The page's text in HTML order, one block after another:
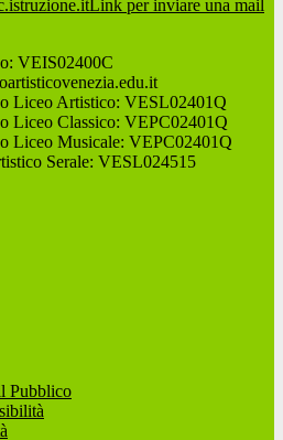
Link per inviare una mail
VEIS02400C
Liceo Artistico: VESL02401Q
Liceo Classico: VEPC02401Q
Liceo Musicale: VEPC02401Q
Serale: VESL024515
Pubblico